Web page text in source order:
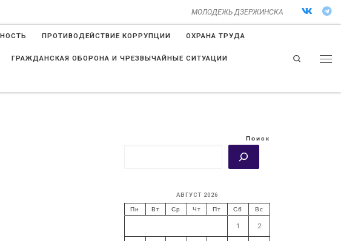
МОЛОДЕЖЬ ДЗЕРЖИНСКА
ПРОТИВОДЕЙСТВИЕ КОРРУПЦИИ ОХРАНА ТРУДА
ГРАЖДАНСКАЯ ОБОРОНА И ЧРЕЗВЫЧАЙНЫЕ СИТУАЦИИ Search
Поиск
АВГУСТ 2026
Пн Вт Ср Чт Пт Сб Вс
1 2